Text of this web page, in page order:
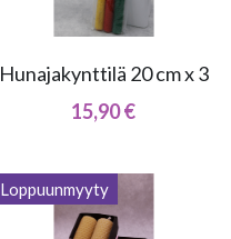
Hunajakynttilä 20 cm x 3
15,90 €
Loppuunmyyty